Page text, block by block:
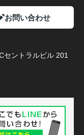
お問い合わせ
セントラルビル 201